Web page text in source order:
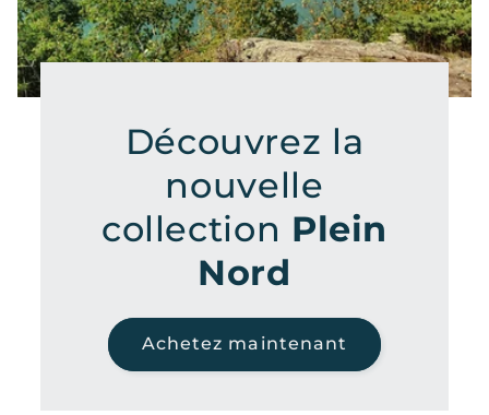
Découvrez la
nouvelle
collection Plein
Nord
Achetez maintenant